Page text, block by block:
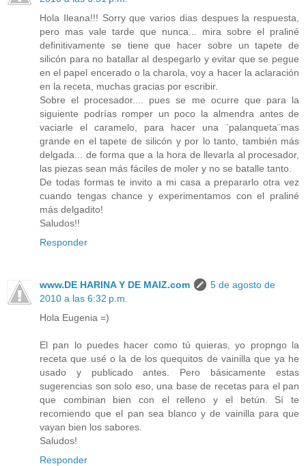
Hola Ileana!!! Sorry que varios dias despues la respuesta,
pero mas vale tarde que nunca... mira sobre el praliné
definitivamente se tiene que hacer sobre un tapete de
silicón para no batallar al despegarlo y evitar que se pegue
en el papel encerado o la charola, voy a hacer la aclaración
en la receta, muchas gracias por escribir.
Sobre el procesador.... pues se me ocurre que para la
siguiente podrías romper un poco la almendra antes de
vaciarle el caramelo, para hacer una ¨palanqueta¨mas
grande en el tapete de silicón y por lo tanto, también más
delgada... de forma que a la hora de llevarla al procesador,
las piezas sean más fáciles de moler y no se batalle tanto.
De todas formas te invito a mi casa a prepararlo otra vez
cuando tengas chance y experimentamos con el praliné
más delgadito!
Saludos!!
Responder
www.DE HARINA Y DE MAIZ.com
5 de agosto de
2010 a las 6:32 p.m.
Hola Eugenia =)
El pan lo puedes hacer como tú quieras, yo propngo la
receta que usé o la de los quequitos de vainilla que ya he
usado y publicado antes. Pero básicamente estas
sugerencias son solo eso, una base de recetas para el pan
que combinan bien con el relleno y el betún. Sí te
recomiendo que el pan sea blanco y de vainilla para que
vayan bien los sabores.
Saludos!
Responder